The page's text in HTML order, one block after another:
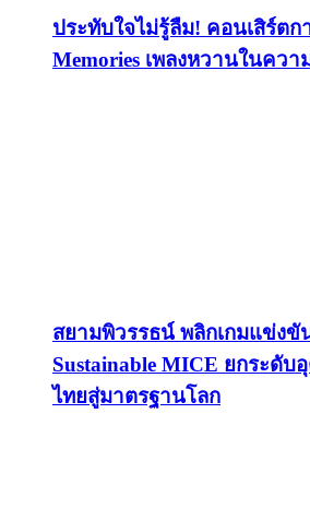
ประทับใจไม่รู้ลืม! คอนเสิร์ตก
Memories เพลงหวานในควา
สยามพิวรรธน์ พลิกเกมแข่ง
Sustainable MICE ยกระดับ
ไทยสู่มาตรฐานโลก